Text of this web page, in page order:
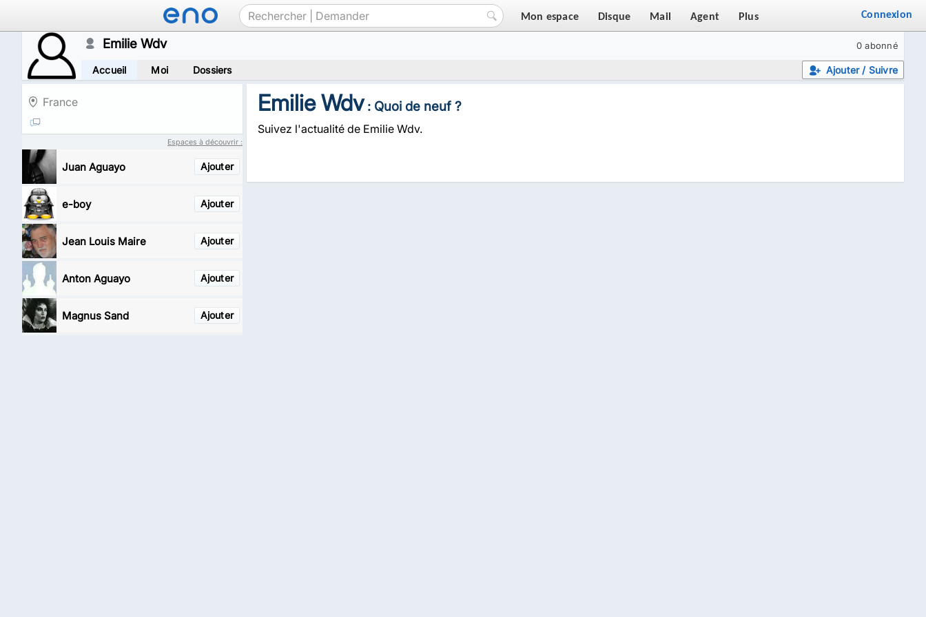
Mon espace Disque Mail Agent Plus Connexion
0 abonné
Emilie Wdv
Ajouter / Suivre
Accueil Moi Dossiers
France
Espaces à découvrir :
Ajouter
Juan Aguayo
Ajouter
e-boy
Ajouter
Jean Louis Maire
Ajouter
Anton Aguayo
Ajouter
Magnus Sand
Emilie Wdv: Quoi de neuf ?
Suivez l'actualité de Emilie Wdv.